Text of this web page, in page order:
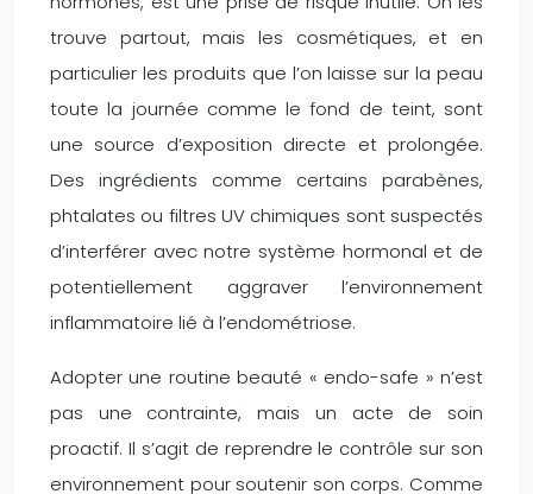
trouve partout, mais les cosmétiques, et en
particulier les produits que l’on laisse sur la peau
toute la journée comme le fond de teint, sont
une source d’exposition directe et prolongée.
Des ingrédients comme certains parabènes,
phtalates ou filtres UV chimiques sont suspectés
d’interférer avec notre système hormonal et de
potentiellement aggraver l’environnement
inflammatoire lié à l’endométriose.
Adopter une routine beauté « endo-safe » n’est
pas une contrainte, mais un acte de soin
proactif. Il s’agit de reprendre le contrôle sur son
environnement pour soutenir son corps. Comme